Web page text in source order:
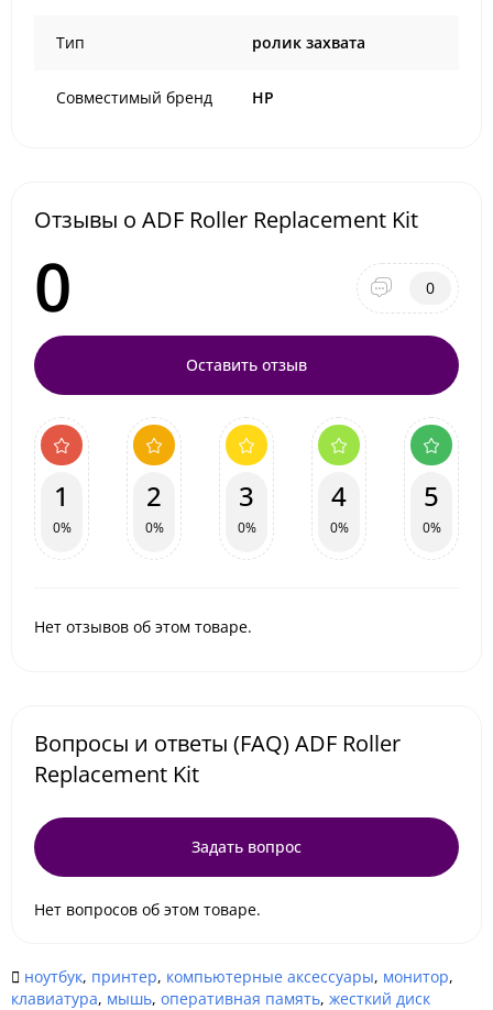
Тип ролик захвата
Совместимый бренд HP
Отзывы о ADF Roller Replacement Kit
0 0
Оставить отзыв
1
0%
2
0%
3
0%
4
0%
5
0%
Нет отзывов об этом товаре.
Вопросы и ответы (FAQ) ADF Roller
Replacement Kit
Задать вопрос
Нет вопросов об этом товаре.
ноутбук, принтер, компьютерные аксессуары, монитор,
клавиатура, мышь, оперативная память, жесткий диск